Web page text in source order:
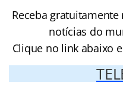
Receba
notícias do
Clique no link abaixo